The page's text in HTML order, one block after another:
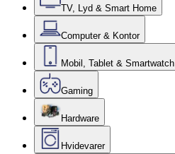
TV, Lyd & Smart Home
Computer & Kontor
Mobil, Tablet & Smartwatch
Gaming
Hardware
Hvidevarer